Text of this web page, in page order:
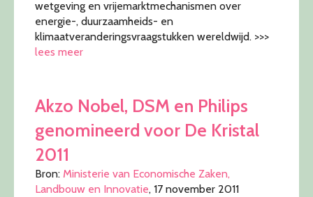
wetgeving en vrijemarktmechanismen over
energie-, duurzaamheids- en
klimaatveranderingsvraagstukken wereldwijd. >>>
lees meer
Akzo Nobel, DSM en Philips
genomineerd voor De Kristal
2011
Bron: Ministerie van Economische Zaken,
Landbouw en Innovatie, 17 november 2011